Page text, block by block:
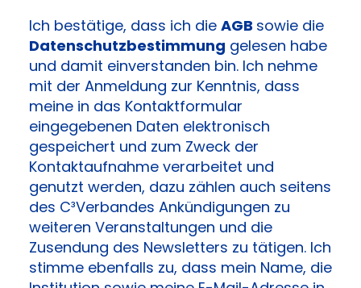
Ich bestätige, dass ich die AGB sowie die
Datenschutzbestimmung gelesen habe
und damit einverstanden bin. Ich nehme
mit der Anmeldung zur Kenntnis, dass
meine in das Kontaktformular
eingegebenen Daten elektronisch
gespeichert und zum Zweck der
Kontaktaufnahme verarbeitet und
genutzt werden, dazu zählen auch seitens
des C³Verbandes Ankündigungen zu
weiteren Veranstaltungen und die
Zusendung des Newsletters zu tätigen. Ich
stimme ebenfalls zu, dass mein Name, die